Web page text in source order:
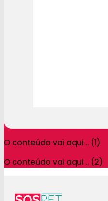
O conteúdo vai aqui .. (1)
O conteúdo vai aqui .. (2)